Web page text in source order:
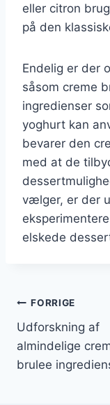
eller citron
på den
Endelig er der
såsom creme
ingredienser
yoghurt kan
bevarer den
med at de
vælger, er der
elskede
FORRIGE
Udforskning af
almindelige
brulee